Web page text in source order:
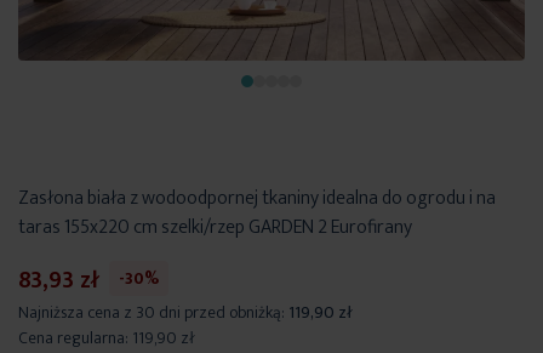
Zasłona biała z wodoodpornej tkaniny idealna do ogrodu i na
taras 155x220 cm szelki/rzep GARDEN 2 Eurofirany
83,93 zł
-30%
Najniższa cena z 30 dni przed obniżką: 119,90 zł
Cena regularna: 119,90 zł